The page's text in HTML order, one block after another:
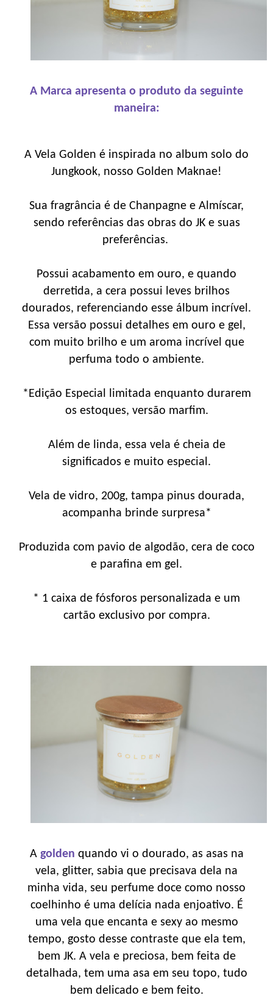
A Marca apresenta o produto da seguinte
maneira:
A Vela Golden é inspirada no album solo do
Jungkook, nosso Golden Maknae!
Sua fragrância é de Chanpagne e Almíscar,
sendo referências das obras do JK e suas
preferências.
Possui acabamento em ouro, e quando
derretida, a cera possui leves brilhos
dourados, referenciando esse álbum incrível.
Essa versão possui detalhes em ouro e gel,
com muito brilho e um aroma incrível que
perfuma todo o ambiente.
*Edição Especial limitada enquanto durarem
os estoques, versão marfim.
Além de linda, essa vela é cheia de
significados e muito especial.
Vela de vidro, 200g, tampa pinus dourada,
acompanha brinde surpresa*
Produzida com pavio de algodão, cera de coco
e parafina em gel.
* 1 caixa de fósforos personalizada e um
cartão exclusivo por compra.
A golden quando vi o dourado, as asas na
vela, glitter, sabia que precisava dela na
minha vida, seu perfume doce como nosso
coelhinho é uma delícia nada enjoativo. É
uma vela que encanta e sexy ao mesmo
tempo, gosto desse contraste que ela tem,
bem JK. A vela e preciosa, bem feita de
detalhada, tem uma asa em seu topo, tudo
bem delicado e bem feito.